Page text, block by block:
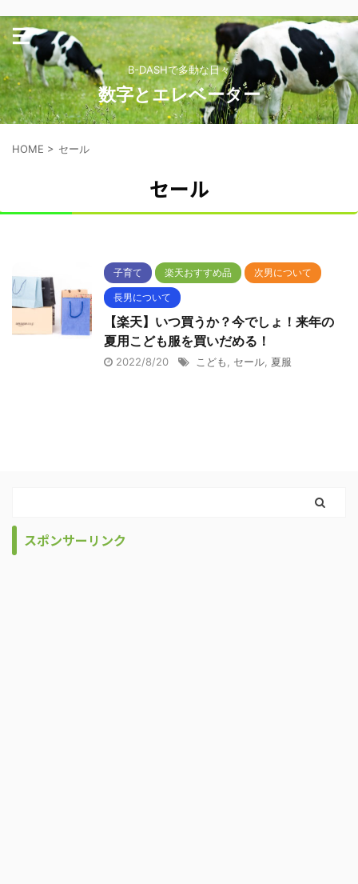
B-DASHで多動な日々
数字とエレベーター
HOME > セール
セール
子育て 楽天おすすめ品 次男について
長男について
【楽天】いつ買うか？今でしょ！来年の
夏用こども服を買いだめる！
2022/8/20 こども セール 夏服
スポンサーリンク